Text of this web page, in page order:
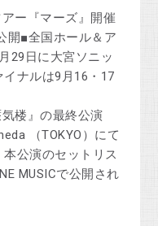
ー『マーズ』開催
開■全国ホール＆ア
29日に大宮ソニッ
ナルは9月16・17
楼』の最終公演
（TOKYO）にて
公演のセットリス
MUSICで公開され